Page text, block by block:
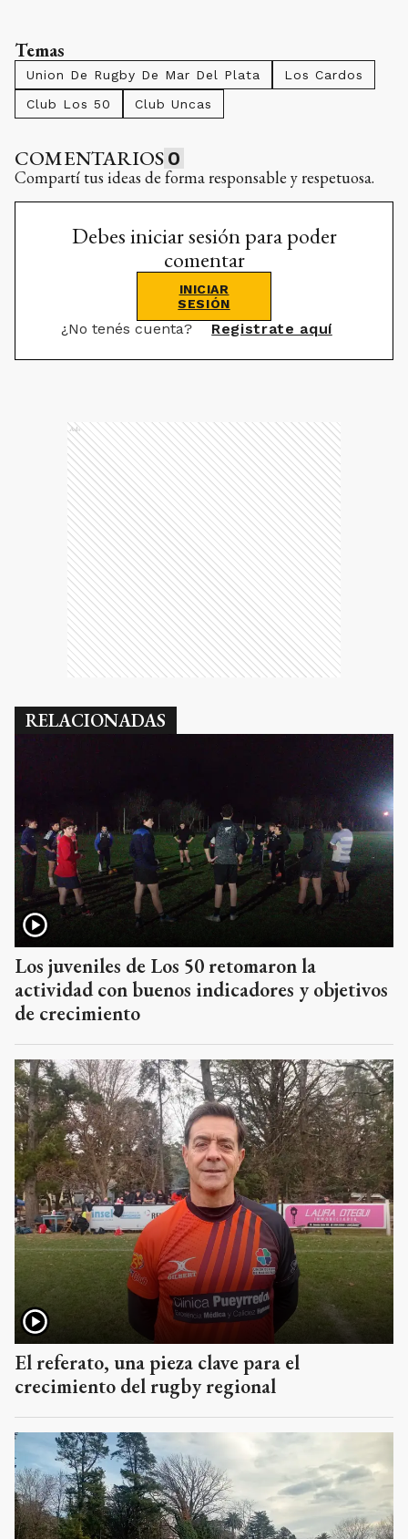
Temas
Union De Rugby De Mar Del Plata
Los Cardos
Club Los 50
Club Uncas
COMENTARIOS 0
Compartí tus ideas de forma responsable y respetuosa.
Debes iniciar sesión para poder
comentar
INICIAR
SESIÓN
¿No tenés cuenta? Registrate aquí
Ads
RELACIONADAS
Los juveniles de Los 50 retomaron la
actividad con buenos indicadores y objetivos
de crecimiento
El referato, una pieza clave para el
crecimiento del rugby regional